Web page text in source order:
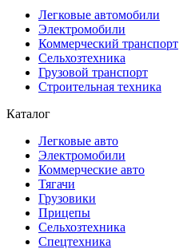
Легковые автомобили
Электромобили
Коммерческий транспорт
Сельхозтехника
Грузовой транспорт
Строительная техника
Каталог
Легковые авто
Электромобили
Коммерческие авто
Тягачи
Грузовики
Прицепы
Сельхозтехника
Спецтехника